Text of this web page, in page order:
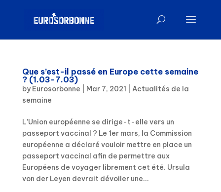
Que s’est-il passé en Europe cette semaine
? (1.03-7.03)
by Eurosorbonne Mar 7, 2021
Actualités de la
semaine
L’Union européenne se dirige-t-elle vers un
passeport vaccinal ? Le 1er mars, la Commission
européenne a déclaré vouloir mettre en place un
passeport vaccinal afin de permettre aux
Européens de voyager librement cet été. Ursula
von der Leyen devrait dévoiler une...